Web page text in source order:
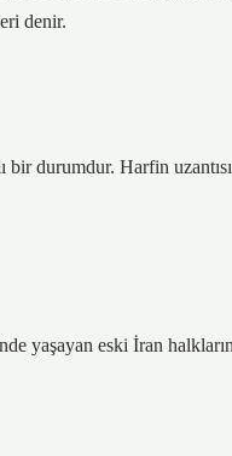
denir.
durumdur. Harfin